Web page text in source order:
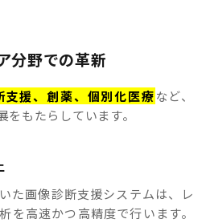
分野での革新
支援、創薬、個別化医療など、
もたらしています。
た画像診断支援システムは、レ
を高速かつ高精度で行います。